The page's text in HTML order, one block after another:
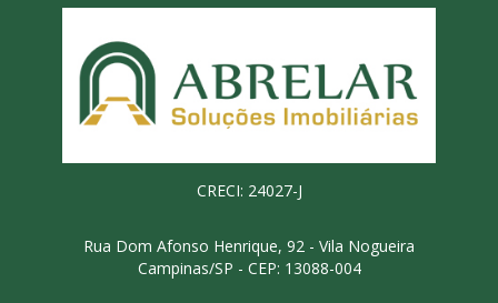
CRECI: 24027-J
Rua Dom Afonso Henrique, 92 - Vila Nogueira
Campinas/SP - CEP: 13088-004